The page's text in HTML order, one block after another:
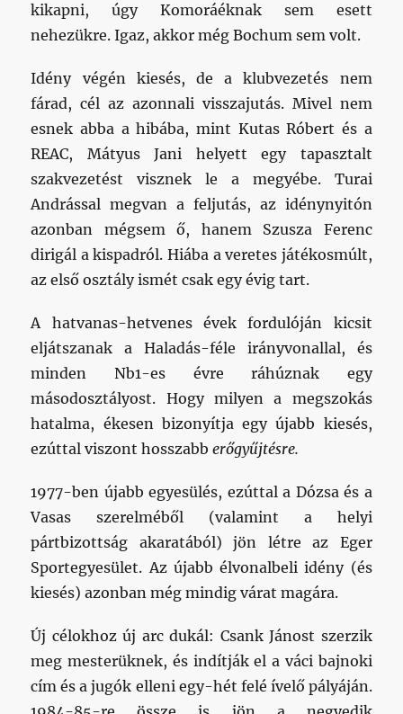
kikapni, úgy Komoráéknak sem esett
nehezükre. Igaz, akkor még Bochum sem volt.
Idény végén kiesés, de a klubvezetés nem
fárad, cél az azonnali visszajutás. Mivel nem
esnek abba a hibába, mint Kutas Róbert és a
REAC, Mátyus Jani helyett egy tapasztalt
szakvezetést visznek le a megyébe. Turai
Andrással megvan a feljutás, az idénynyitón
azonban mégsem ő, hanem Szusza Ferenc
dirigál a kispadról. Hiába a veretes játékosmúlt,
az első osztály ismét csak egy évig tart.
A hatvanas-hetvenes évek fordulóján kicsit
eljátszanak a Haladás-féle irányvonallal, és
minden Nb1-es évre ráhúznak egy
másodosztályost. Hogy milyen a megszokás
hatalma, ékesen bizonyítja egy újabb kiesés,
ezúttal viszont hosszabberőgyűjtésre.
1977-ben újabb egyesülés, ezúttal a Dózsa és a
Vasas szerelméből (valamint a helyi
pártbizottság akaratából) jön létre az Eger
Sportegyesület. Az újabb élvonalbeli idény (és
kiesés) azonban még mindig várat magára.
Új célokhoz új arc dukál: Csank Jánost szerzik
meg mesterüknek, és indítják el a váci bajnoki
cím és a jugók elleni egy-hét felé ívelő pályáján.